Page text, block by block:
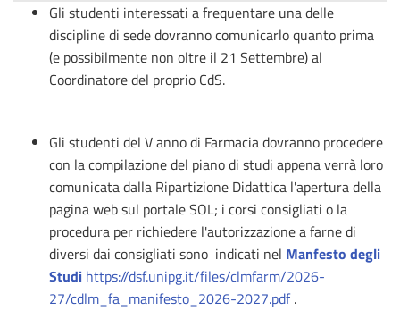
Gli studenti interessati a frequentare una delle
discipline di sede dovranno comunicarlo quanto prima
(e possibilmente non oltre il 21 Settembre) al
Coordinatore del proprio CdS.
Gli studenti del V anno di Farmacia dovranno procedere
con la compilazione del piano di studi appena verrà loro
comunicata dalla Ripartizione Didattica l'apertura della
pagina web sul portale SOL; i corsi consigliati o la
procedura per richiedere l'autorizzazione a farne di
diversi dai consigliati sono indicati nel Manfesto degli
Studi https://dsf.unipg.it/files/clmfarm/2026-
27/cdlm_fa_manifesto_2026-2027.pdf.